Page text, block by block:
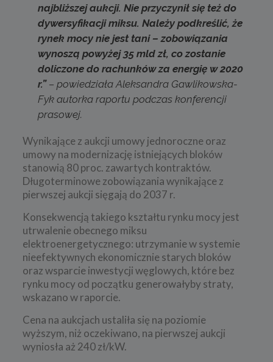
najbliższej aukcji. Nie przyczynił się też do
dywersyfikacji miksu. Należy podkreślić, że
rynek mocy nie jest tani – zobowiązania
wynoszą powyżej 35 mld zł, co zostanie
doliczone do rachunków za energię w 2020
r.”– powiedziała Aleksandra Gawlikowska-
Fyk autorka raportu podczas konferencji
prasowej.
Wynikające z aukcji umowy jednoroczne oraz
umowy na modernizację istniejących bloków
stanowią 80 proc. zawartych kontraktów.
Długoterminowe zobowiązania wynikające z
pierwszej aukcji sięgają do 2037 r.
Konsekwencją takiego kształtu rynku mocy jest
utrwalenie obecnego miksu
elektroenergetycznego: utrzymanie w systemie
nieefektywnych ekonomicznie starych bloków
oraz wsparcie inwestycji węglowych, które bez
rynku mocy od początku generowałyby straty,
wskazano w raporcie.
Cena na aukcjach ustaliła się na poziomie
wyższym, niż oczekiwano, na pierwszej aukcji
wyniosła aż 240 zł/kW.